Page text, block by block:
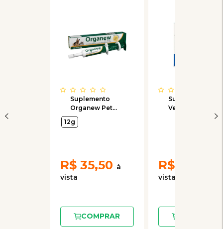
Suplemento
Organew Pet
Pasta Vetnil
para Cães e
12g
R$ 35,50
COMPRAR
Suplemento
Vetnil Glicopan
Gold para Cães
R$